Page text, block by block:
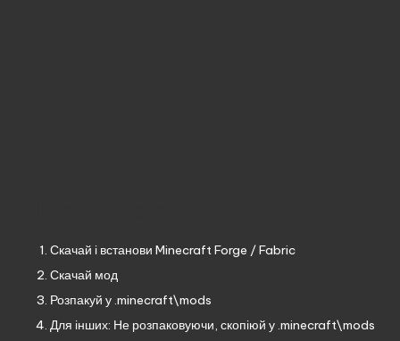
Скачай і встанови Minecraft Forge /Fabric
Скачай мод
Розпакуй у .minecraft\mods
Для інших: Не розпаковуючи, скопіюй у .minecraft\mods